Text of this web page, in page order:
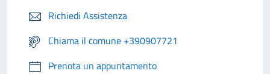
Richiedi Assistenza
Chiama il comune +390907721
Prenota un appuntamento